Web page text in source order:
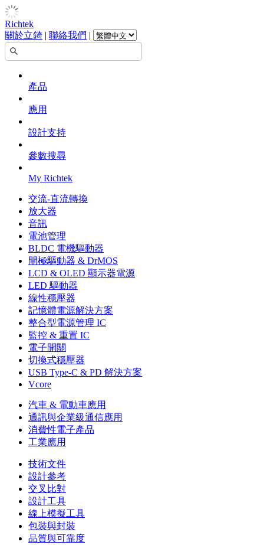
Richtek
關於立錡 | 聯絡我們 |
產品
應用
設計支持
參數搜尋
My Richtek
交流-直流轉換
放大器
音訊
電池管理
BLDC 電機驅動器
閘極驅動器 & DrMOS
LCD & OLED 顯示器電源
LED 驅動器
線性穩壓器
記憶體電源解決方案
整合型電源管理 IC
監控 & 重置 IC
電子開關
切換式穩壓器
USB Type-C & PD 解決方案
Vcore
汽車 & 電動車應用
通訊與企業級通信應用
消費性電子產品
工業應用
技術文件
設計參考
交叉比對
設計工具
線上模擬工具
包裝與封裝
品質與可靠度